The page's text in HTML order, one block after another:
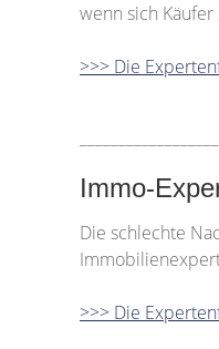
wenn sich
>>> Die
Immo-
Die schlechte
>>> Die